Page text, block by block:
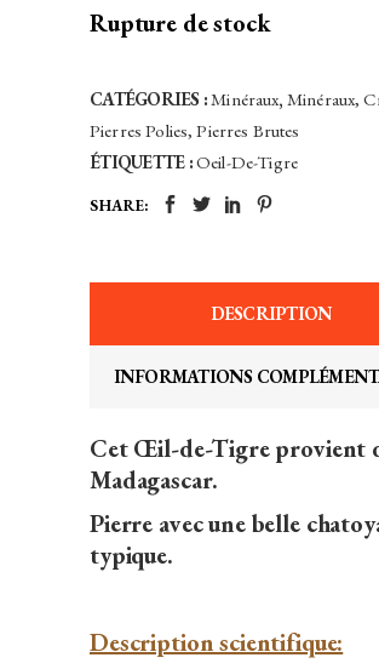
Rupture de stock
CATÉGORIES :Minéraux, Minéraux,
Pierres Polies, Pierres Brutes
ÉTIQUETTE :Oeil-De-Tigre
SHARE:
DESCRIPTION
INFORMATIONS
Cet Œil-de-Tigre provient
Madagascar.
Pierre avec une belle
typique.
Description scientifique: